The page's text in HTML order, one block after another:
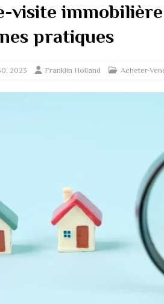
visite
pratiques
2023 Franklin Holland Acheter-